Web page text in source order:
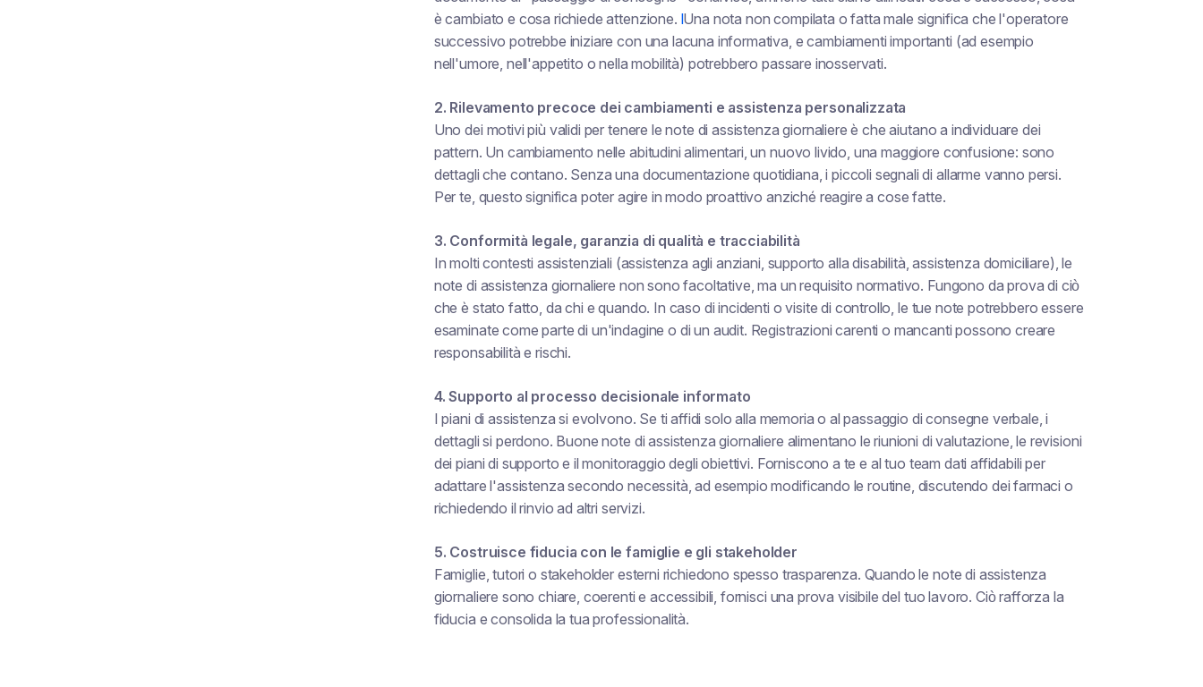
è cambiato e cosa richiede attenzione. lUna nota non compilata o fatta male significa che l'operatore
successivo potrebbe iniziare con una lacuna informativa, e cambiamenti importanti (ad esempio
nell'umore, nell'appetito o nella mobilità) potrebbero passare inosservati.
2. Rilevamento precoce dei cambiamenti e assistenza personalizzata
Uno dei motivi più validi per tenere le note di assistenza giornaliere è che aiutano a individuare dei
pattern. Un cambiamento nelle abitudini alimentari, un nuovo livido, una maggiore confusione: sono
dettagli che contano. Senza una documentazione quotidiana, i piccoli segnali di allarme vanno persi.
Per te, questo significa poter agire in modo proattivo anziché reagire a cose fatte.
3. Conformità legale, garanzia di qualità e tracciabilità
In molti contesti assistenziali (assistenza agli anziani, supporto alla disabilità, assistenza domiciliare), le
note di assistenza giornaliere non sono facoltative, ma un requisito normativo. Fungono da prova di ciò
che è stato fatto, da chi e quando. In caso di incidenti o visite di controllo, le tue note potrebbero essere
esaminate come parte di un'indagine o di un audit. Registrazioni carenti o mancanti possono creare
responsabilità e rischi.
4. Supporto al processo decisionale informato
I piani di assistenza si evolvono. Se ti affidi solo alla memoria o al passaggio di consegne verbale, i
dettagli si perdono. Buone note di assistenza giornaliere alimentano le riunioni di valutazione, le revisioni
dei piani di supporto e il monitoraggio degli obiettivi. Forniscono a te e al tuo team dati affidabili per
adattare l'assistenza secondo necessità, ad esempio modificando le routine, discutendo dei farmaci o
richiedendo il rinvio ad altri servizi.
5. Costruisce fiducia con le famiglie e gli stakeholder
Famiglie, tutori o stakeholder esterni richiedono spesso trasparenza. Quando le note di assistenza
giornaliere sono chiare, coerenti e accessibili, fornisci una prova visibile del tuo lavoro. Ciò rafforza la
fiducia e consolida la tua professionalità.